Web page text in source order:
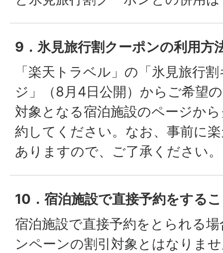
9．氷見旅行割クーポンの利用方
「楽天トラベル」の「氷見旅行
ジ」（8月4日公開）からご希望
対象となる宿泊施設のページか
約してください。なお、事前に
ありますので、ご了承ください。
10．宿泊施設で直接予約をする
宿泊施設で直接予約をとられる
ンペーンの割引対象とはなりま